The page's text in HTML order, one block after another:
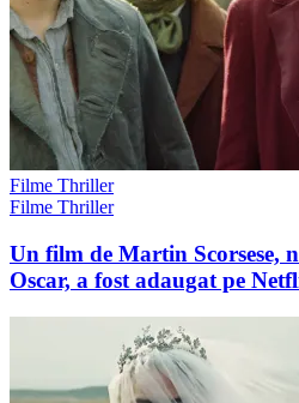
Filme Thriller
Filme Thriller
Un film de Martin Scorsese,
Oscar, a fost adaugat pe